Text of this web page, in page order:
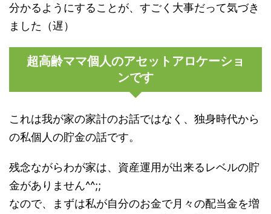
分かるようにすることが、すごく大事だって気づき
ました（遅）
超高齢ママ個人のアセットアロケーショ
ンです
これは我が家の家計のお話ではなく、独身時代から
の私個人の貯金の話です。
残念ながらわが家は、資産運用が出来るレベルの貯
金がありません^^;;
なので、まずは私が自分のお金で月々の配当金を増